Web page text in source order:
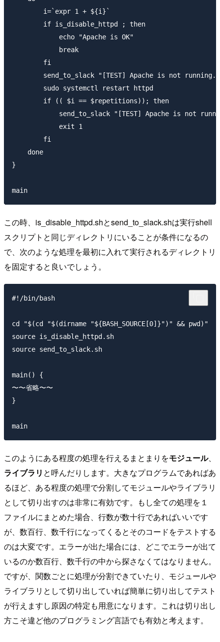
        i=`expr 1 + ${i}`
        if is_disable_httpd ; then
            echo "Apache is OK"
            break
        fi
send_to_slack "[TEST] Apache is not
        sudo systemctl restart httpd
        if (( $i == $repetitions)); then
send_to_slack "[TEST] Apache is not
            exit 1
        fi
    done
}
この時、is_disable_httpd.shとsend_to_slack.shは実行shell
スクリプトと同じディレクトリにいることが条件になるの
で、次のような処理を最初に入れて実行されるディレクトリ
を固定すると良いでしょう。
#!/bin/bash
cd "$(cd "$(dirname "${BASH_SOURCE[0]}")" && pwd)"
source is_disable_httpd.sh
source send_to_slack.sh
main() {
〜〜省略〜〜
}
このようにある程度の処理を行えるまとまりをモジュール、
ライブラリ と呼んだりします。大きなプログラムであればあ
るほど、ある程度の処理で分割してモジュールやライブラリ
として切り出すのは非常に有効です。もし全ての処理を１
ファイルにまとめた場合、行数が数十行であればいいです
が、数百行、数千行になってくるとそのコードをテストする
のは大変です。エラーが出た場合には、どこでエラーが出て
いるのか数百行、数千行の中から探さなくてはなりません。
ですが、関数ごとに処理が分割できていたり、モジュールや
ライブラリとして切り出していれば簡単に切り出してテスト
が行えますし原因の特定も用意になります。これは切り出し
方こそ違ど他のプログラミング言語でも有効と考えます。